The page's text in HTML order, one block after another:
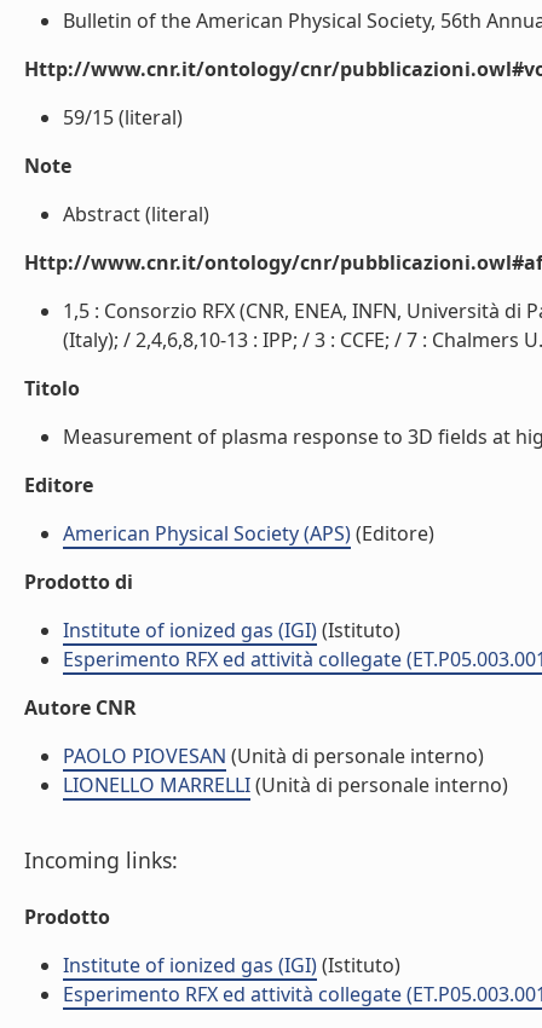
Bulletin of the American Physical Society, 56th
Http://www.cnr.it/ontology/cnr/
59/15 (literal)
Note
Abstract (literal)
Http://www.cnr.it/ontology/cnr/
1,5 : Consorzio RFX (CNR, ENEA, INFN, Università
(Italy); / 2,4,6,8,10-13 : IPP; / 3 : CCFE; / 7 : Chalmers
Titolo
Measurement of plasma response to 3D fields at
Editore
American Physical Society (APS)(Editore)
Prodotto di
Institute of ionized gas (IGI)(Istituto)
Esperimento RFX ed attività collegate
Autore CNR
PAOLO PIOVESAN (Unità di personale interno)
LIONELLO MARRELLI(Unità di personale interno)
Incoming links:
Prodotto
Institute of ionized gas (IGI)(Istituto)
Esperimento RFX ed attività collegate